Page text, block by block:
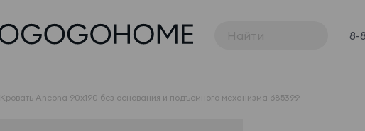
8-
Кровать Ancona 90x190 без основания и подъемного механизма 685399